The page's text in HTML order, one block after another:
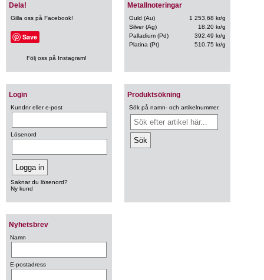
Metallnoteringar
Guld (Au)
1 253,68 kr/g
Silver (Ag)
18,20 kr/g
Palladium (Pd)
392,49 kr/g
Platina (Pt)
510,75 kr/g
Login
Kundnr eller e-post
Lösenord
Saknar du lösenord?
Ny kund
Produktsökning
Sök på namn- och artikelnummer.
Nyhetsbrev
Namn
E-postadress
Dela!
Gilla oss på Facebook!
Save
Följ oss på Instagram!